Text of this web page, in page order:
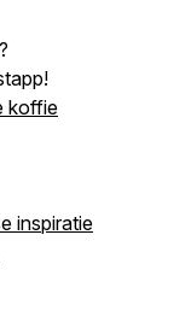
koffie
inspiratie